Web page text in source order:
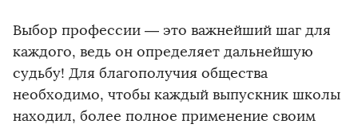
Выбор профессии — это важнейший шаг для
каждого, ведь он определяет дальнейшую
судьбу! Для благополучия общества
необходимо, чтобы каждый выпускник школы
находил, более полное применение своим